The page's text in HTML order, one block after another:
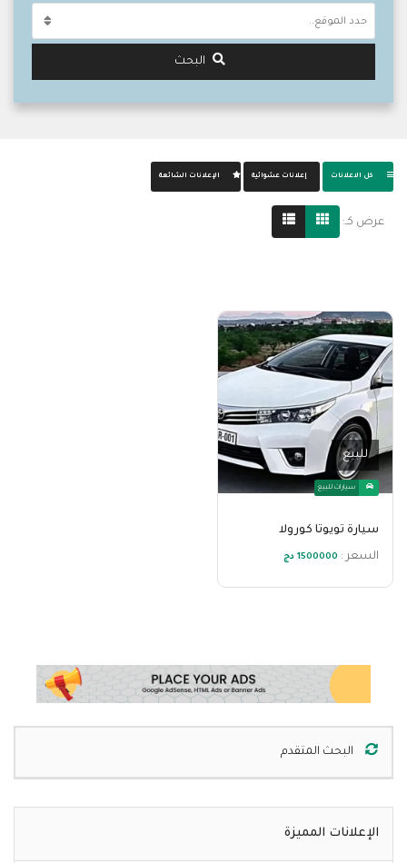
حدد الموقع..
البحث
كل الاعلانات إعلانات عشوائية الإعلانات الشائعة
عرض كـ:
للبيع
سيارات للبيع
سيارة تويوتا كورولا
السعر : 1500000 دج
البحث المتقدم
الإعلانات المميزة